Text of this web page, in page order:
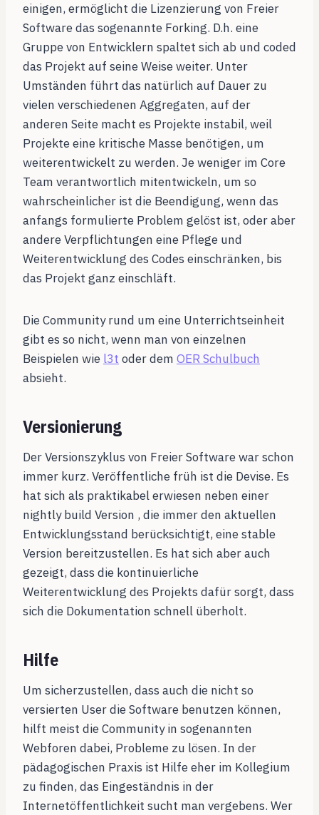
einigen, ermöglicht die Lizenzierung von Freier
Software das sogenannte Forking. D.h. eine
Gruppe von Entwicklern spaltet sich ab und coded
das Projekt auf seine Weise weiter. Unter
Umständen führt das natürlich auf Dauer zu
vielen verschiedenen Aggregaten, auf der
anderen Seite macht es Projekte instabil, weil
Projekte eine kritische Masse benötigen, um
weiterentwickelt zu werden. Je weniger im Core
Team verantwortlich mitentwickeln, um so
wahrscheinlicher ist die Beendigung, wenn das
anfangs formulierte Problem gelöst ist, oder aber
andere Verpflichtungen eine Pflege und
Weiterentwicklung des Codes einschränken, bis
das Projekt ganz einschläft.
Die Community rund um eine Unterrichtseinheit
gibt es so nicht, wenn man von einzelnen
Beispielen wie l3t oder dem OER Schulbuch
absieht.
Versionierung
Der Versionszyklus von Freier Software war schon
immer kurz. Veröffentliche früh ist die Devise. Es
hat sich als praktikabel erwiesen neben einer
nightly build Version , die immer den aktuellen
Entwicklungsstand berücksichtigt, eine stable
Version bereitzustellen. Es hat sich aber auch
gezeigt, dass die kontinuierliche
Weiterentwicklung des Projekts dafür sorgt, dass
sich die Dokumentation schnell überholt.
Hilfe
Um sicherzustellen, dass auch die nicht so
versierten User die Software benutzen können,
hilft meist die Community in sogenannten
Webforen dabei, Probleme zu lösen. In der
pädagogischen Praxis ist Hilfe eher im Kollegium
zu finden, das Eingeständnis in der
Internetöffentlichkeit sucht man vergebens. Wer